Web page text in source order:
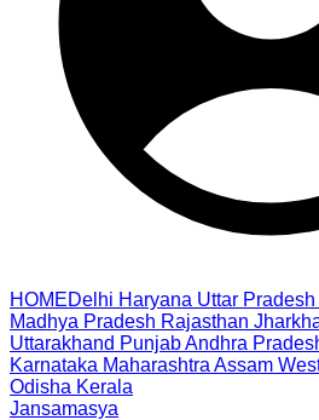
HOMEDelhi Haryana Uttar Pradesh
Madhya Pradesh Rajasthan
Uttarakhand PunjabAndhra
Karnataka Maharashtra Assam
Odisha Kerala
Jansamasya